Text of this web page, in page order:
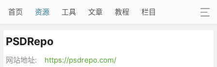
首页 资源 工具 文章 教程 栏目
PSDRepo
网站地址:
https://psdrepo.com/